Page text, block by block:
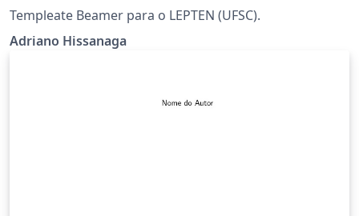
Templeate Beamer para o LEPTEN (UFSC).
Adriano Hissanaga